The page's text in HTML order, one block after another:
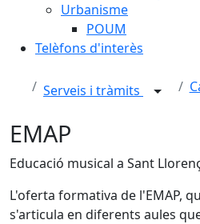
Urbanisme
POUM
Telèfons d'interès
Serveis i tràmits
EMAP
Educació musical a Sant
L'oferta formativa de l'EMAP,
s'articula en diferents aules